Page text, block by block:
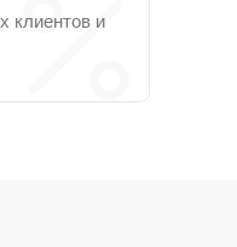
клиентов и